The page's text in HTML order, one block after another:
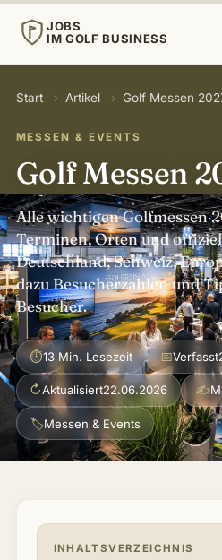
JOBS
IM GOLF BUSINESS
JOBS
IM GOLF BUSINESS
Start
Karriere & Menschen
Betrieb & Wirtschaft
Reisen, Sport & Gesundheit
Wissen
Über mich & Community
Jobs
Start › Artikel › Golf Messen
MESSEN & EVENTS
Golf Messen
Alle wichtigen Golfmessen
Terminen, Orten und
Deutschland, Schweiz,
dazu Besucherzahlen und
Besucher.
⏱13 Min. Lesezeit 📅Verfasst
↻Aktualisiert22.06.2026 ✍
🏷Messen & Events
INHALTSVERZEICHNIS